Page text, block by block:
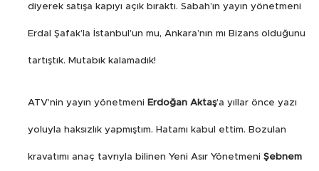
diyerek satışa kapıyı açık bıraktı. Sabah’ın yayın yönetmeni
Erdal Şafak’la İstanbul’un mu, Ankara’nın mı Bizans olduğunu
tartıştık. Mutabık kalamadık!
ATV’nin yayın yönetmeni Erdoğan Aktaş’a yıllar önce yazı
yoluyla haksızlık yapmıştım. Hatamı kabul ettim. Bozulan
kravatımı anaç tavrıyla bilinen Yeni Asır Yönetmeni Şebnem